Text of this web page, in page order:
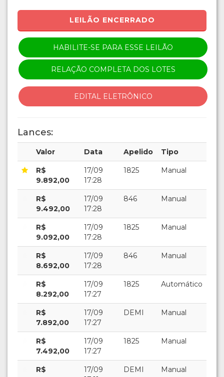
LEILÃO ENCERRADO
HABILITE-SE PARA ESSE LEILÃO
RELAÇÃO COMPLETA DOS LOTES
EDITAL ELETRÔNICO
Lances:
Valor Data Apelido Tipo
R$
9.892,00
17/09
17:28
1825 Manual
R$
9.492,00
17/09
17:28
846 Manual
R$
9.092,00
17/09
17:28
1825 Manual
R$
8.692,00
17/09
17:28
846 Manual
R$
8.292,00
17/09
17:27
1825 Automático
R$
7.892,00
17/09
17:27
DEMI Manual
R$
7.492,00
17/09
17:27
1825 Manual
R$
17/09
DEMI Manual